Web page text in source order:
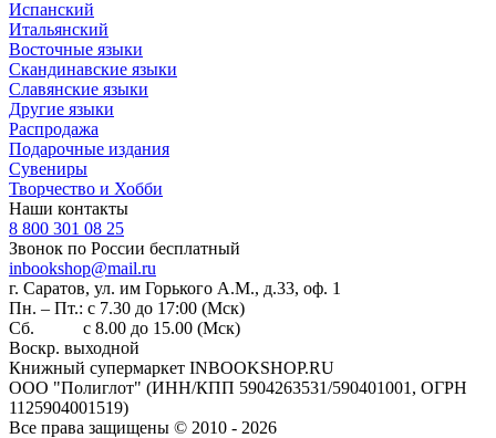
Испанский
Итальянский
Восточные языки
Скандинавские языки
Славянские языки
Другие языки
Распродажа
Подарочные издания
Сувениры
Творчество и Хобби
Наши контакты
8 800 301 08 25
Звонок по России бесплатный
inbookshop@mail.ru
г. Саратов, ул. им Горького А.М., д.33, оф. 1
Пн. – Пт.: с 7.30 до 17:00 (Мск)
Сб. с 8.00 до 15.00 (Мск)
Воскр. выходной
Книжный супермаркет INBOOKSHOP.RU
ООО "Полиглот" (ИНН/КПП 5904263531/590401001, ОГРН
1125904001519)
Все права защищены © 2010 - 2026